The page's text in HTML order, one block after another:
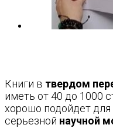
Книги в твердом
иметь от 40 до 1000
хорошо подойдет для
серьезной научной